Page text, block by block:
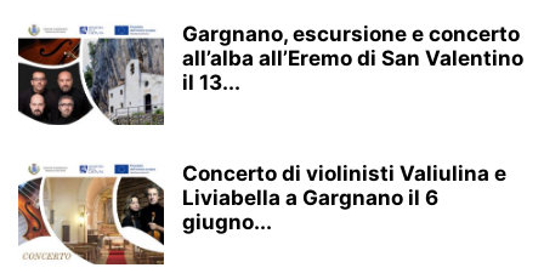
Gargnano, escursione e concerto
all’alba all’Eremo di San Valentino
il 13...
Concerto di violinisti Valiulina e
Liviabella a Gargnano il 6
giugno...